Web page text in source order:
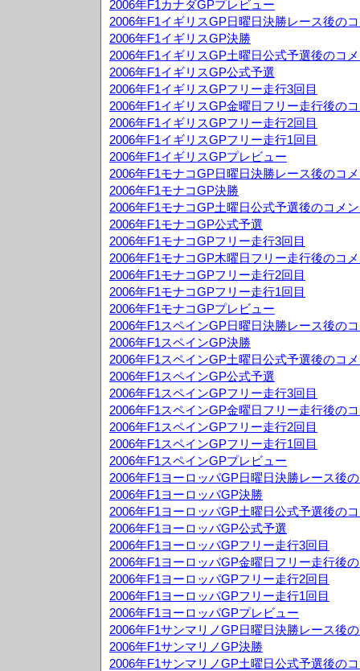
2006年F1カナダGPプレビュー
2006年F1イギリスGP日曜日決勝レース後の
2006年F1イギリスGP決勝
2006年F1イギリスGP土曜日公式予選後のコ
2006年F1イギリスGP公式予選
2006年F1イギリスGPフリー走行3回目
2006年F1イギリスGP金曜日フリー走行後の
2006年F1イギリスGPフリー走行2回目
2006年F1イギリスGPフリー走行1回目
2006年F1イギリスGPプレビュー
2006年F1モナコGP日曜日決勝レース後のコ
2006年F1モナコGP決勝
2006年F1モナコGP土曜日公式予選後のコメ
2006年F1モナコGP公式予選
2006年F1モナコGPフリー走行3回目
2006年F1モナコGP木曜日フリー走行後のコ
2006年F1モナコGPフリー走行2回目
2006年F1モナコGPフリー走行1回目
2006年F1モナコGPプレビュー
2006年F1スペインGP日曜日決勝レース後の
2006年F1スペインGP決勝
2006年F1スペインGP土曜日公式予選後のコ
2006年F1スペインGP公式予選
2006年F1スペインGPフリー走行3回目
2006年F1スペインGP金曜日フリー走行後の
2006年F1スペインGPフリー走行2回目
2006年F1スペインGPフリー走行1回目
2006年F1スペインGPプレビュー
2006年F1ヨーロッパGP日曜日決勝レース後
2006年F1ヨーロッパGP決勝
2006年F1ヨーロッパGP土曜日公式予選後の
2006年F1ヨーロッパGP公式予選
2006年F1ヨーロッパGPフリー走行3回目
2006年F1ヨーロッパGP金曜日フリー走行後
2006年F1ヨーロッパGPフリー走行2回目
2006年F1ヨーロッパGPフリー走行1回目
2006年F1ヨーロッパGPプレビュー
2006年F1サンマリノGP日曜日決勝レース後
2006年F1サンマリノGP決勝
2006年F1サンマリノGP土曜日公式予選後の